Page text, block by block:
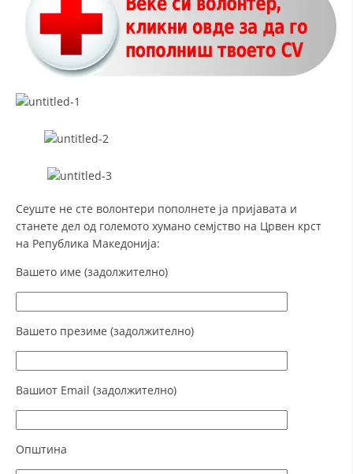
МЕЃУНАРОДНА СОРАБОТКА
ДОГОВОРИ
ЗДРАВСТВЕНО ПРЕВЕНТИВНА ДЕЈНОСТ
ИНФОРМАЦИИ ЗА БОЛЕСТИ
ДЕЈСТВУВАЊЕ
Сеуште не сте волонтери пополнете ја пријавата и
станете дел од големото хумано семјство на Црвен крст
на Република Македонија:
Вашето име (задолжително)
Вашето презиме (задолжително)
Вашиот Email (задолжително)
Општина